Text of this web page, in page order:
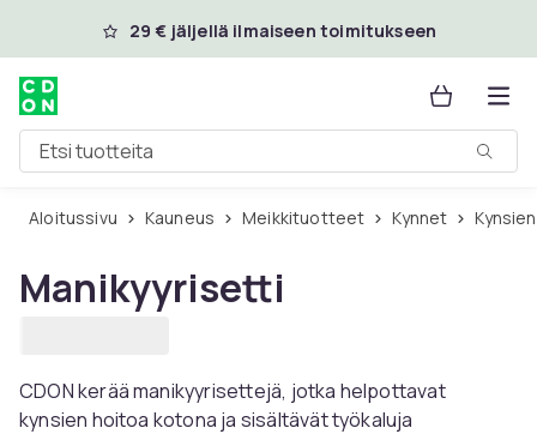
Ohita ja siirry pääsisältöön
29 € jäljellä ilmaiseen toimitukseen
Etsi tuotteita
Aloitussivu Kauneus Meikkituotteet Kynnet
Manikyyrisetti
CDON kerää manikyyrisettejä, jotka helpottavat
kynsien hoitoa kotona ja sisältävät työkaluja